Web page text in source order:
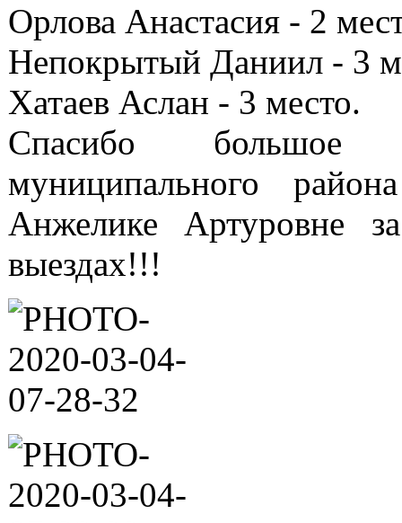
Орлова Анастасия - 2
Непокрытый Даниил - 3
Хатаев Аслан - 3 место.
Спасибо большое
муниципального
Анжелике Артуровне
выездах!!!